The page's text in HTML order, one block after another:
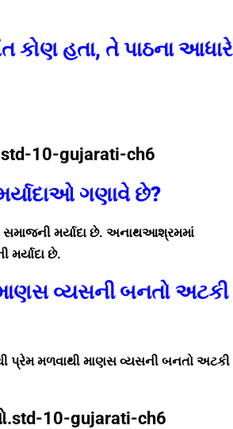
કોણ હતા, તે પાઠના આધારે
10-gujarati-ch6
ગણાવે છે?
સમાજની મર્યાદા છે. અનાથઆશ્રમમાં
છે.
વ્યસની બનતો અટકી
પ્રેમ મળવાથી માણસ વ્યસની બનતો અટકી
10-gujarati-ch6